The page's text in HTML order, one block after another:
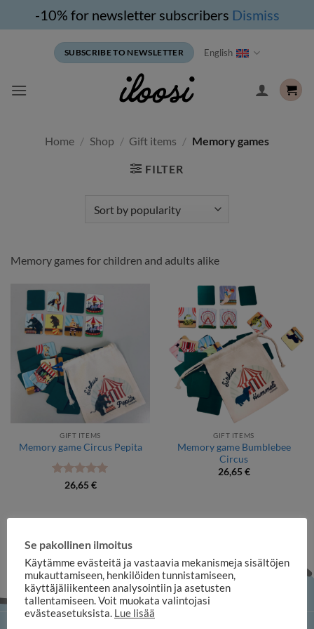
-10% for newsletter subscribers Dismiss
SUBSCRIBE TO NEWSLETTER English
Home / Shop / Gift items / Memory games
FILTER
Memory games for children and adults alike
GIFT ITEMS
Memory game Circus Pepita
Rated5
26,65€
GIFT ITEMS
Memory game Bumblebee
Circus
26,65€
Se pakollinen ilmoitus
Käytämme evästeitä ja vastaavia mekanismeja sisältöjen
mukauttamiseen, henkilöiden tunnistamiseen,
käyttäjäliikenteen analysointiin ja asetusten
tallentamiseen. Voit muokata valintojasi
evästeasetuksista. Lue lisää